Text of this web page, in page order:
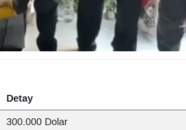
Detay
300.000 Dolar